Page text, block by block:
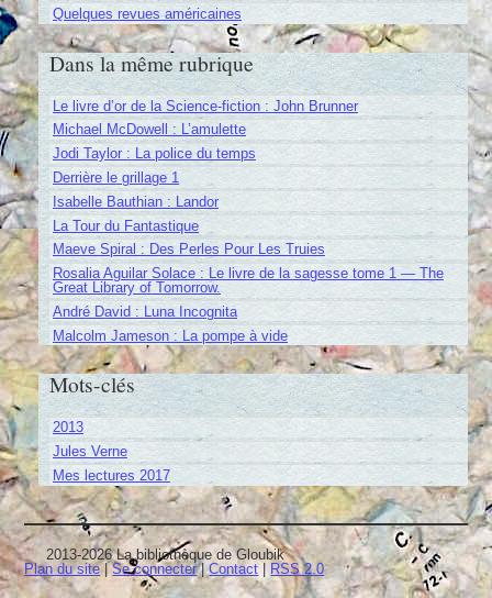
Quelques revues américaines
Dans la même rubrique
Le livre d’or de la Science-fiction : John Brunner
Michael McDowell : L’amulette
Jodi Taylor : La police du temps
Derrière le grillage 1
Isabelle Bauthian : Landor
La Tour du Fantastique
Maeve Spiral : Des Perles Pour Les Truies
Rosalia Aguilar Solace : Le livre de la sagesse tome 1 — The
Great Library of Tomorrow.
André David : Luna Incognita
Malcolm Jameson : La pompe à vide
Mots-clés
2013
Jules Verne
Mes lectures 2017
2013-2026 La bibliothèque de Gloubik
Plan du site|Se connecter|Contact | RSS 2.0